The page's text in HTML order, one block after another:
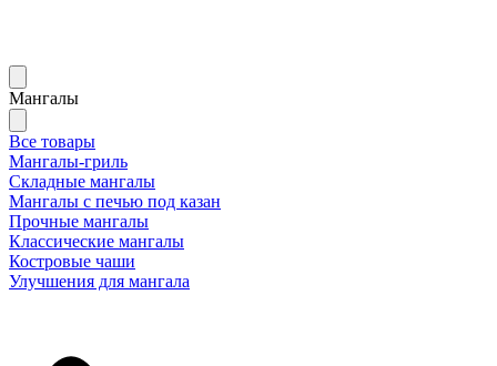
Мангалы
Все товары
Мангалы-гриль
Складные мангалы
Мангалы с печью под казан
Прочные мангалы
Классические мангалы
Костровые чаши
Улучшения для мангала